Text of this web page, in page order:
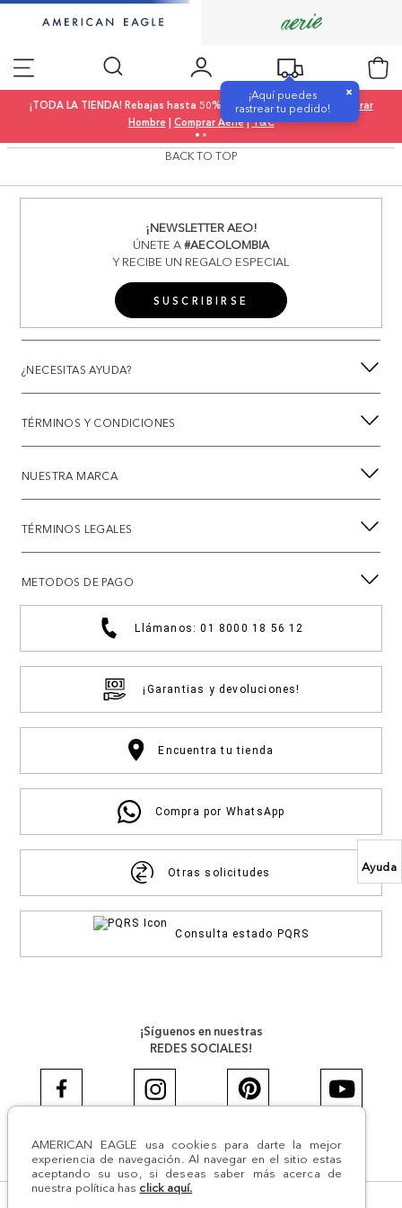
Ayuda
AMERICAN EAGLE usa cookies para darte la mejor
experiencia de navegación. Al navegar en el sitio estas
aceptando su uso, si deseas saber más acerca de
nuestra política has click aquí.
¡Aquí puedes
rastrear tu pedido!
×
¡TODA LA TIENDA! Rebajas hasta 50% OFF |Comprar Mujer|
Comprar
Hombre | Comprar Aerie|T&C
BACK TO TOP
¡NEWSLETTER AEO!
ÚNETE A#AECOLOMBIA
Y RECIBE UN REGALO ESPECIAL
SUSCRIBIRSE
¿NECESITAS AYUDA?
TÉRMINOS Y CONDICIONES
NUESTRA MARCA
TÉRMINOS LEGALES
METODOS DE PAGO
Llámanos: 01 8000 18 56 12
¡Garantias y devoluciones!
Encuentra tu tienda
Compra por WhatsApp
Otras solicitudes
Consulta estado PQRS
¡Síguenos en nuestras
REDES SOCIALES!
#AEJEANS #AerieREALCOL